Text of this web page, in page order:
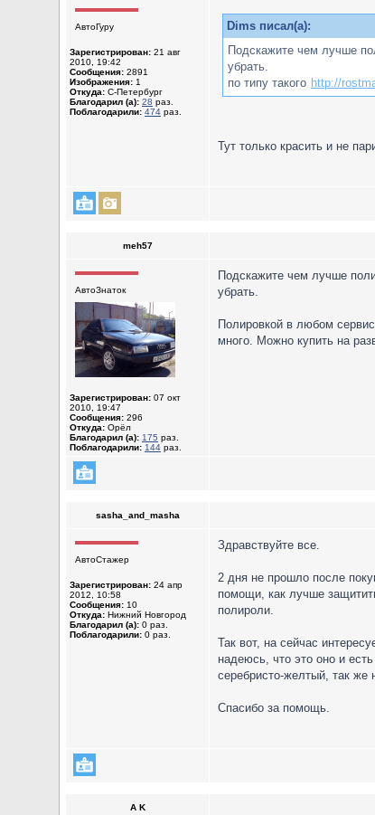
АвтоГуру
Зарегистрирован: 21 авг
2010, 19:42
Сообщения: 2891
Изображения: 1
Откуда: С-Петербург
Благодарил (а): 28 раз.
Поблагодарили: 474 раз.
Dims писал(а):
Подскажите чем лучше
убрать.
по типу такого http://
Тут только красить и не
meh57
АвтоЗнаток
Зарегистрирован: 07 окт
2010, 19:47
Сообщения: 296
Откуда: Орёл
Благодарил (а): 175 раз.
Поблагодарили: 144 раз.
Подскажите чем лучше
убрать.
Полировкой в любом
много. Можно купить на
sasha_and_masha
АвтоСтажер
Зарегистрирован: 24 апр
2012, 10:58
Сообщения: 10
Откуда: Нижний Новгород
Благодарил (а): 0 раз.
Поблагодарили: 0 раз.
Здравствуйте все.
2 дня не прошло после
помощи, как лучше
полироли.
Так вот, на сейчас
надеюсь, что это оно и
серебристо-желтый, так же
Спасибо за помощь.
A K